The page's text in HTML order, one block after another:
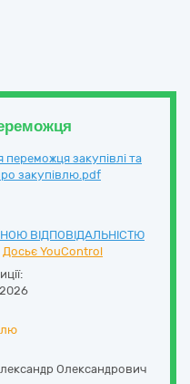
закупівлі та
закупівлю.pdf
ВІДПОВІДАЛЬНІСТЮ
Досьє YouControl
Олександрович